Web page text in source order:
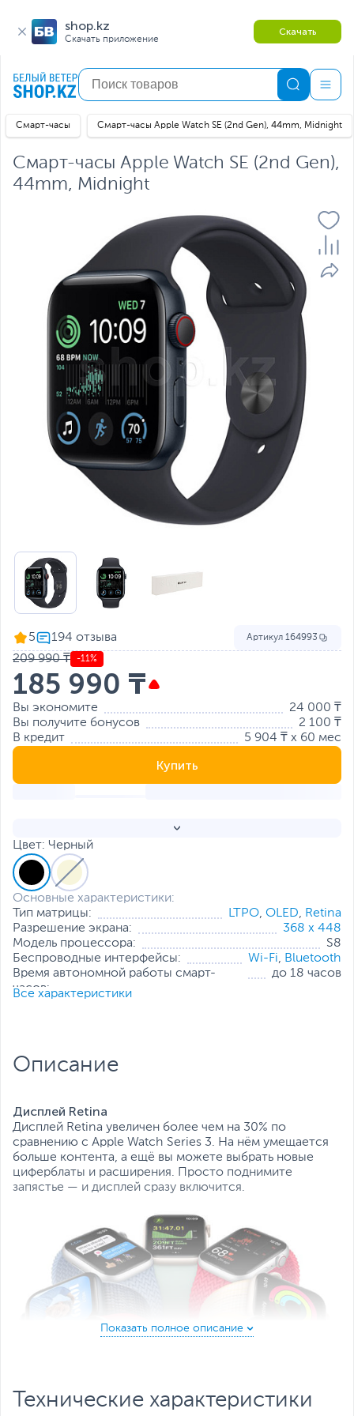
shop.kz
Скачать приложение
Скачать
Смарт-часы Смарт-часы Apple Watch SE (2nd Gen), 44mm, Midnight
Смарт-часы Apple Watch SE (2nd Gen),
44mm, Midnight
Цвет: Черный
Основные характеристики:
Тип матрицы:
LTPO, OLED, Retina
Разрешение экрана:
368 x 448
Модель процессора:
S8
Беспроводные интерфейсы:
Wi-Fi, Bluetooth
Время автономной работы смарт-
часов:
до 18 часов
Все характеристики
5 Артикул 164993
209 990 ₸ -11%
185 990 ₸
Вы экономите
24 000 ₸
Вы получите бонусов
2 100 ₸
В кредит
5 904 ₸ x 60 мес
Купить
Описание
Дисплей Retina
Дисплей Retina увеличен более чем на 30% по
сравнению с Apple Watch Series 3. На нём умещается
больше контента, а ещё вы можете выбрать новые
циферблаты и расширения. Просто поднимите
запястье — и дисплей сразу включится.
Технические характеристики